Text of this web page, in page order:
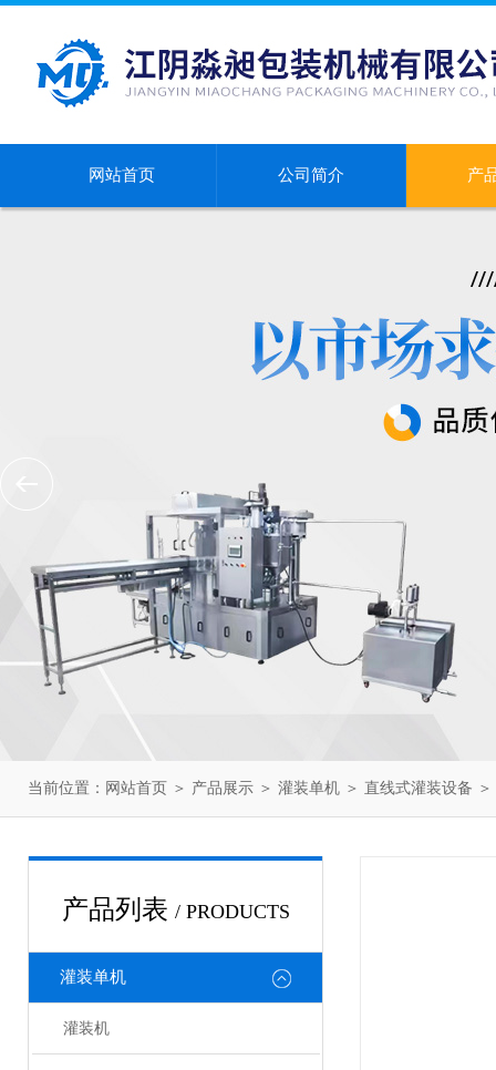
网站首页 公司简介 产
当前位置： 网站首页 ＞ 产品展示 ＞ 灌装单机 ＞ 直线式灌装设备
产品列表 / PRODUCTS
灌装单机
灌装机